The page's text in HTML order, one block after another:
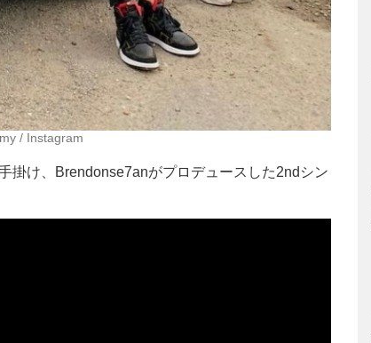
/ Instagram
掛け、Brendonse7anがプロデュースした2ndシン